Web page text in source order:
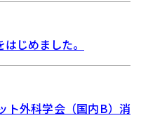
じめました。
ト外科学会（国内B）消